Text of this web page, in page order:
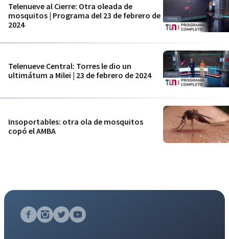
Telenueve al Cierre: Otra oleada de
mosquitos | Programa del 23 de febrero de
2024
Telenueve Central: Torres le dio un
ultimátum a Milei | 23 de febrero de 2024
Insoportables: otra ola de mosquitos
copó el AMBA